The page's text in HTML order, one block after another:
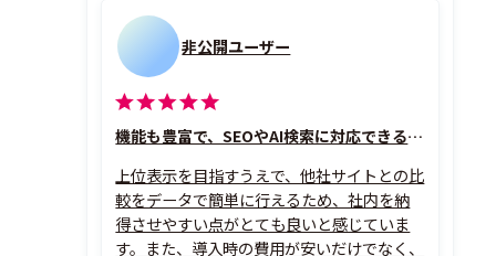
非公開ユーザー
機能も豊富で、SEOやAI検索に対応できる分析ツール
上位表示を目指すうえで、他社サイトとの比
較をデータで簡単に行えるため、社内を納
得させやすい点がとても良いと感じていま
す。また、導入時の費用が安いだけでなく、